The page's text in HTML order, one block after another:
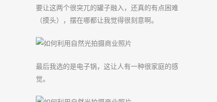
要让这两个很突兀的罐子融入，还真的有点困难
（摸头），摆在哪都让我觉得很刻意啊。
最后我选的是电子锅，这让人有一种很家庭的感
觉。